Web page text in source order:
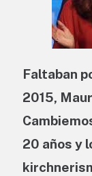
Faltaban
2015,
20 años y